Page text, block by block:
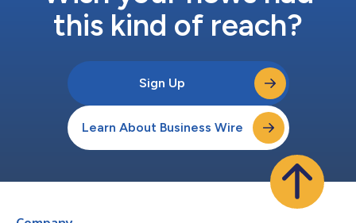
this kind of reach?
Sign Up
Learn About Business Wire